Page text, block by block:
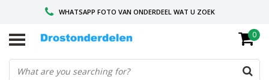
WHATSAPP FOTO VAN ONDERDEEL WAT U ZOEK
VOOR 16.00 BESTELD, VANDAAG VERZONDEN
GESPECIALISEERD PEUGEOT
0